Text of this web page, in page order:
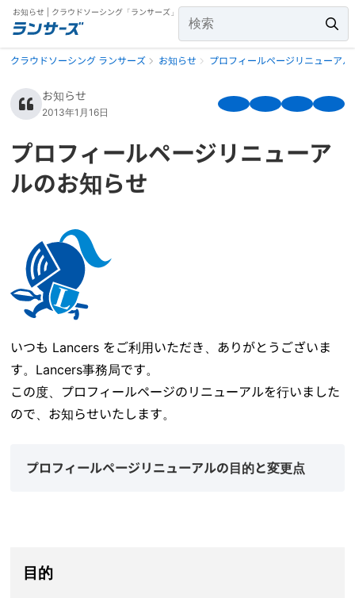
お知らせ | クラウドソーシング「ランサーズ」
クラウドソーシング ランサーズ お知らせ プロフィールページリニューア
お知らせ
2013年1月16日
プロフィールページリニューア
ルのお知らせ
いつも Lancers をご利用いただき、ありがとうございま
す。Lancers事務局です。
この度、プロフィールページのリニューアルを行いました
ので、お知らせいたします。
プロフィールページリニューアルの目的と変更点
目的